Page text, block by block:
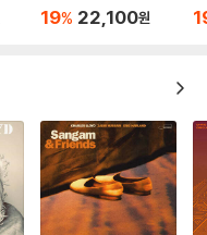
19% 22,100원